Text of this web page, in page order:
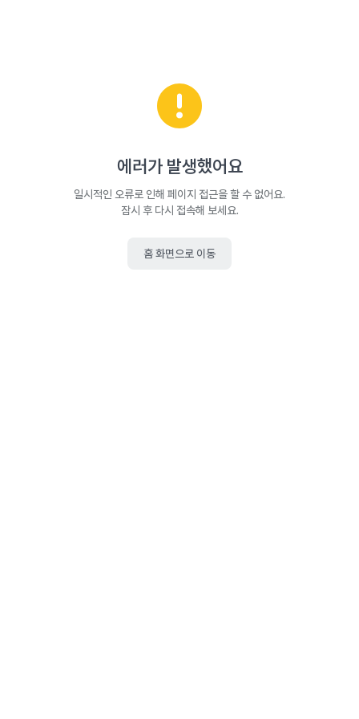
에러가 발생했어요
일시적인 오류로 인해 페이지 접근을 할 수 없어요.
잠시 후 다시 접속해 보세요.
홈 화면으로 이동